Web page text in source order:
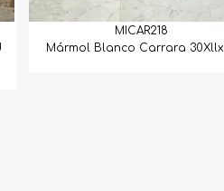
MICAL107
Mármol Calacata Crestola